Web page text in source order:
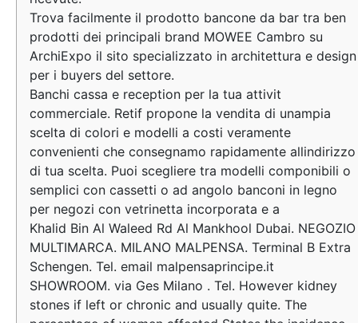
Trova facilmente il prodotto bancone da bar tra ben
prodotti dei principali brand MOWEE Cambro su
ArchiExpo il sito specializzato in architettura e design
per i buyers del settore.
Banchi cassa e reception per la tua attivit
commerciale. Retif propone la vendita di unampia
scelta di colori e modelli a costi veramente
convenienti che consegnamo rapidamente allindirizzo
di tua scelta. Puoi scegliere tra modelli componibili o
semplici con cassetti o ad angolo banconi in legno
per negozi con vetrinetta incorporata e a
Khalid Bin Al Waleed Rd Al Mankhool Dubai. NEGOZIO
MULTIMARCA. MILANO MALPENSA. Terminal B Extra
Schengen. Tel. email malpensaprincipe.it
SHOWROOM. via Ges Milano . Tel. However kidney
stones if left or chronic and usually quite. The